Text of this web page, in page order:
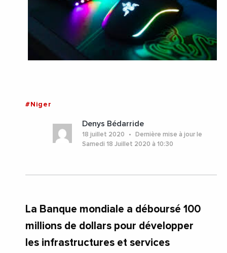
#Niger
Denys Bédarride
18 juillet 2020
Dernière mise à jour le
Samedi 18 Juillet 2020 à 10:30
La Banque mondiale a déboursé 100
millions de dollars pour développer
les infrastructures et services